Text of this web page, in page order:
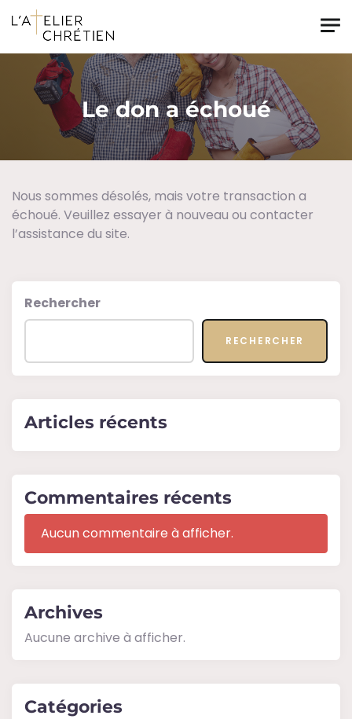
Skip to main content
Le don a échoué
Rechercher
RECHERCHER
Articles récents
Commentaires récents
Aucun commentaire à afficher.
Archives
Aucune archive à afficher.
Catégories
Nous sommes désolés, mais votre transaction a
échoué. Veuillez essayer à nouveau ou contacter
l’assistance du site.